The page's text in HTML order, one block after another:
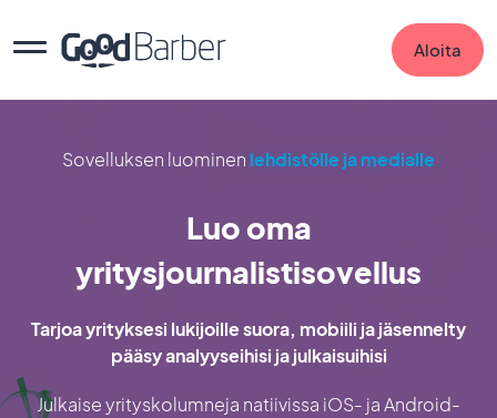
Aloita
Sovelluksen luominen lehdistölle ja medialle
Luo oma
yritysjournalistisovellus
Tarjoa yrityksesi lukijoille suora, mobiili ja jäsennelty
pääsy analyyseihisi ja julkaisuihisi
Julkaise yrityskolumneja natiivissa iOS- ja Android-